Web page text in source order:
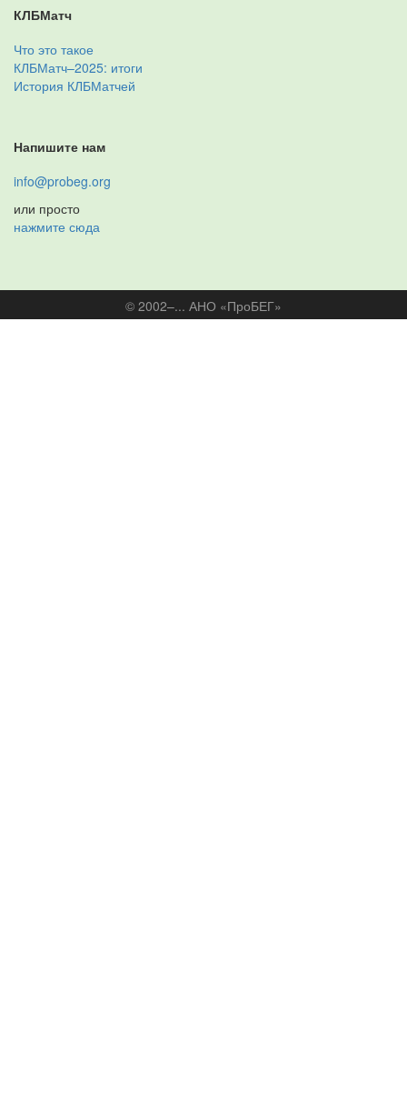
КЛБМатч
Что это такое
КЛБМатч–2025: итоги
История КЛБМатчей
Напишите нам
info@probeg.org
или просто
нажмите сюда
© 2002–... АНО «ПроБЕГ»